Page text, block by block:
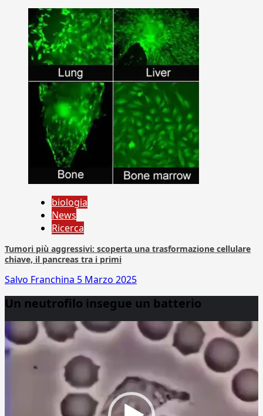
biologia
News
Ricerca
Tumori più aggressivi: scoperta una trasformazione cellulare
chiave, il pancreas tra i primi
Salvo Franchina 5 Marzo 2025
Un neutrofilo insegue un batterio
Player